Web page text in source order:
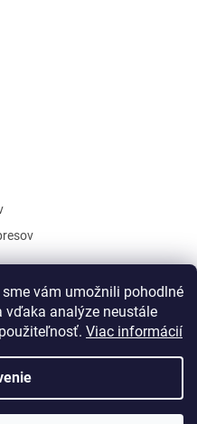
vám umožnili pohodlné
vďaka analýze neustále
Viac informácií
Shoptet